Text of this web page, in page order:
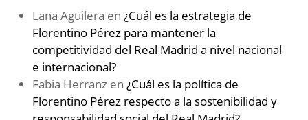
Lana Aguilera en ¿Cuál es la estrategia de
Florentino Pérez para mantener la
competitividad del Real Madrid a nivel nacional
e internacional?
Fabia Herranz en ¿Cuál es la política de
Florentino Pérez respecto a la sostenibilidad y